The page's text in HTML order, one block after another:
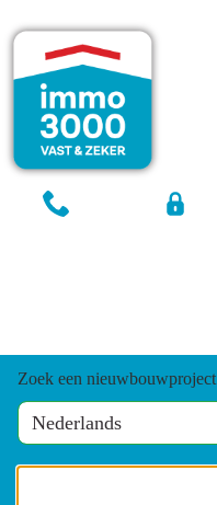
Zoek een nieuwbouwproject